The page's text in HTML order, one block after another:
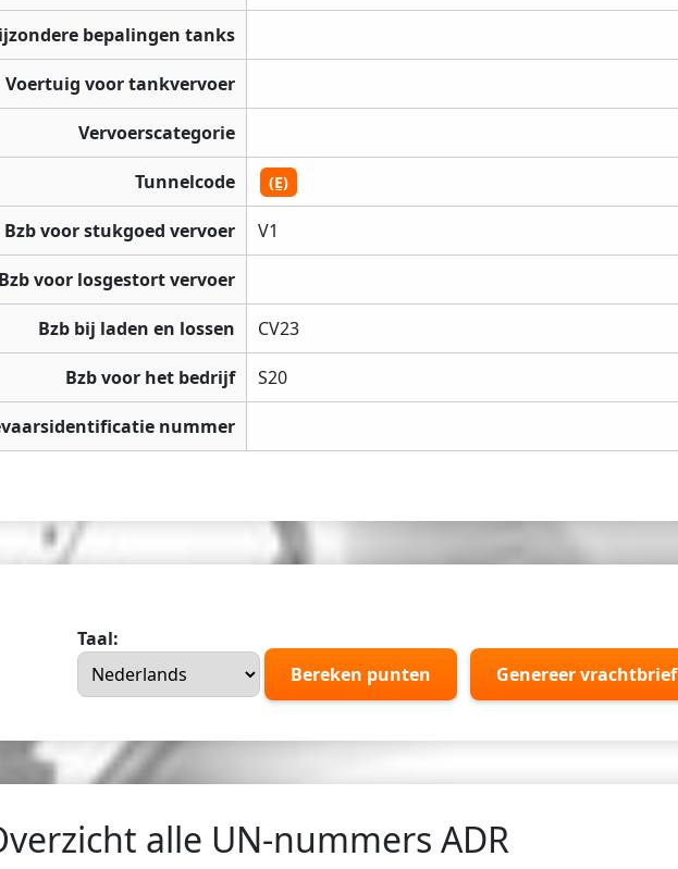
bepalingen tanks
Voertuig voor tankvervoer
Vervoerscategorie
Tunnelcode (E)
Bzb voor stukgoed vervoer V1
voor losgestort vervoer
Bzb bij laden en lossen CV23
Bzb voor het bedrijf S20
nummer
Taal:
Bereken punten
Genereer vrachtbrief
alle UN-nummers ADR